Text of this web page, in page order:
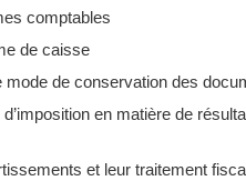
comptables
de caisse
de conservation des
en matière de
et leur traitement